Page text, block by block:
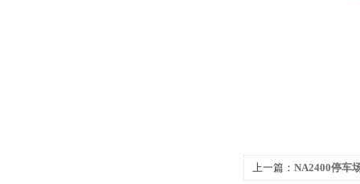
上一篇： NA2400停车